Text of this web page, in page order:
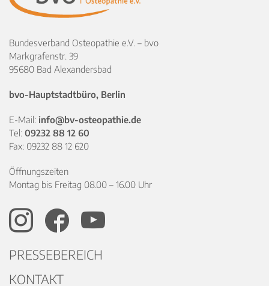
Bundesverband Osteopathie e.V. – bvo
Markgrafenstr. 39
95680 Bad Alexandersbad
bvo-Hauptstadtbüro, Berlin
E-Mail: info@bv-osteopathie.de
Tel: 09232 88 12 60
Fax: 09232 88 12 620
Öffnungszeiten
Montag bis Freitag 08.00 – 16.00 Uhr
PRESSEBEREICH
KONTAKT